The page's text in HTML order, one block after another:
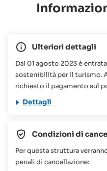
Ulteriori dettagli
Dal 01 agosto 2023 è
sostenibilità per il turismo.
richiesto il pagamento sul
struttura prenotata, di un
100 Rupie Seychellesi a
conservazione alle
Il viaggio proposto non è
mobilità ridotta (per
Dettagli
Condizioni di
Per questa struttura
penali di cancellazione: